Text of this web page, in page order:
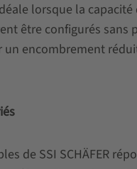
lorsque la
être configurés
encombrement
de SSI SCHÄFER